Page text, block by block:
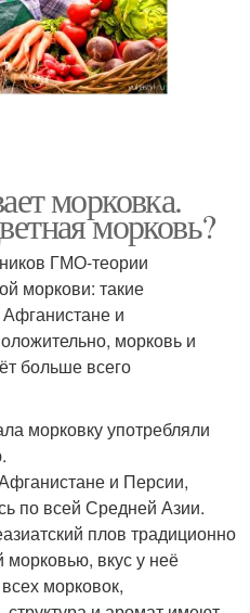
морковка.
морковь?
ГМО-теории
моркови: такие
и
морковь и
больше всего
морковку употребляли
и Персии,
по всей Средней Азии.
плов традиционно
морковью, вкус у неё
морковок,